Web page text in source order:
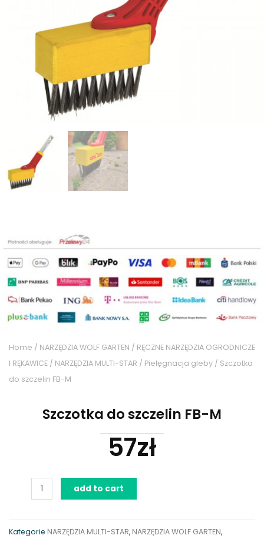
Home / NARZĘDZIA WOLF GARTEN / RĘCZNE NARZĘDZIA OGRODNICZE
I RĘKAWICE / NARZĘDZIA MULTI-STAR / Pielęgnacja gleby / Szczotka
do szczelin FB-M
Szczotka do szczelin FB-M
57zł
Szczotka
FB-
add to cart
Kategorie NARZĘDZIA MULTI-STAR, NARZĘDZIA WOLF GARTEN,